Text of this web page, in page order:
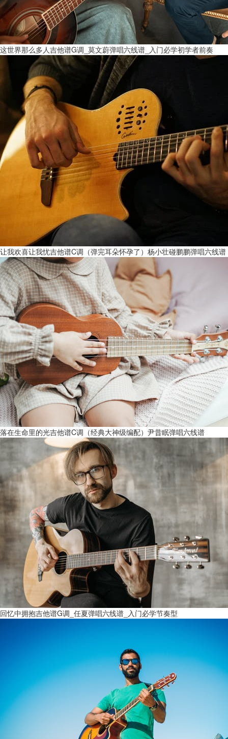
这世界那么多人吉他谱G调_莫文蔚弹唱六线谱_入门必学初学者前奏
让我欢喜让我忧吉他谱C调（弹完耳朵怀孕了）杨小壮碰鹏鹏弹唱六线谱
落在生命里的光吉他谱C调（经典大神级编配）尹昔眠弹唱六线谱
回忆中拥抱吉他谱G调_任夏弹唱六线谱_入门必学节奏型